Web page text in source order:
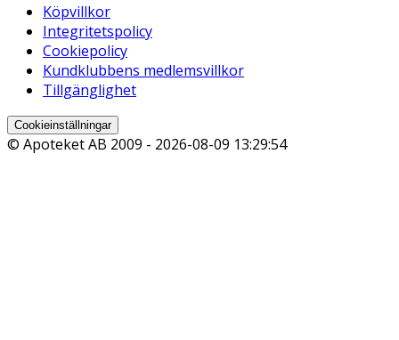
Köpvillkor
Integritetspolicy
Cookiepolicy
Kundklubbens medlemsvillkor
Tillgänglighet
Cookieinställningar
© Apoteket AB 2009 - 2026-08-09 13:29:54